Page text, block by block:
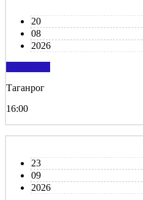
20
08
2026
Таганрог
16:00
23
09
2026